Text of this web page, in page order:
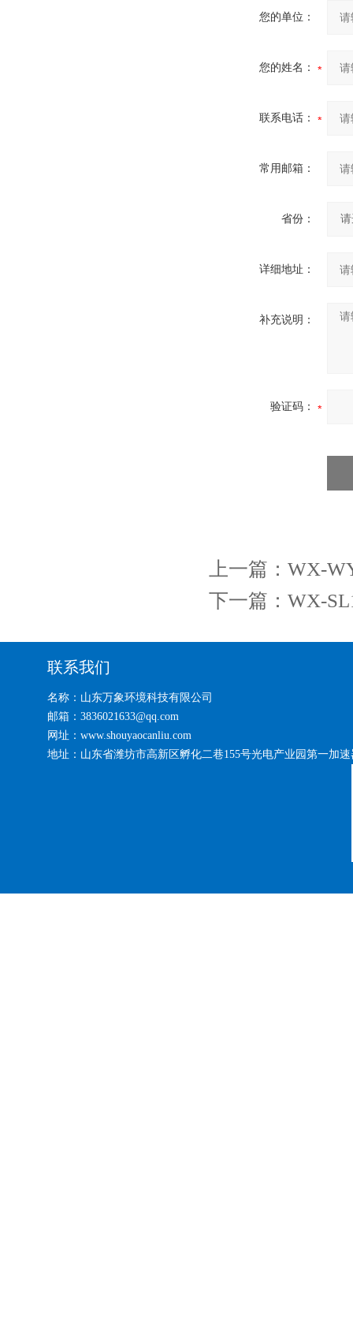
您的单位：
您的姓名：
联系电话：
常用邮箱：
省份：
详细地址：
补充说明：
验证码：
上一篇： WX-
下一篇： WX-
联系我们
名称：山东万象环境科技有限公司
邮箱：3836021633@qq.com
网址：www.shouyaocanliu.com
地址：山东省潍坊市高新区孵化二巷155号光电产业园第一加